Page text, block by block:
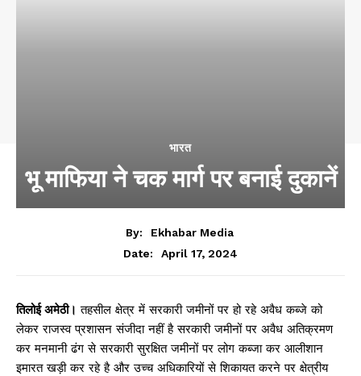
भारत
भू माफिया ने चक मार्ग पर बनाई दुकानें
By:
Ekhabar Media
Date:
April 17, 2024
तिलोई अमेठी। तहसील क्षेत्र में सरकारी जमीनों पर हो रहे अवैध कब्जे को
लेकर राजस्व प्रशासन संजीदा नहीं है सरकारी जमीनों पर अवैध अतिक्रमण
कर मनमानी ढंग से सरकारी सुरक्षित जमीनों पर लोग कब्जा कर आलीशान
इमारत खड़ी कर रहे है और उच्च अधिकारियों से शिकायत करने पर क्षेत्रीय